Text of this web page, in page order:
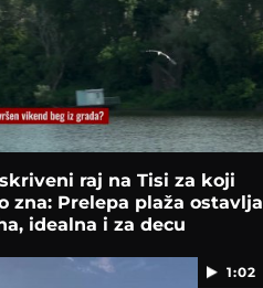
raj na Tisi za koji
zna: Prelepa plaža ostavlja
idealna i za decu
1:02